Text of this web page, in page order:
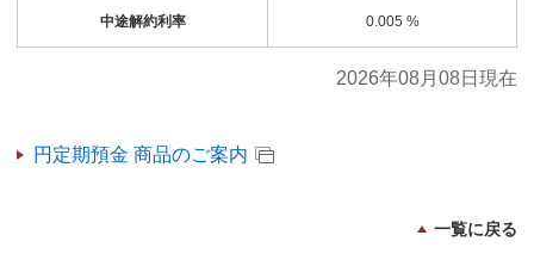
中途解約利率 0.005 %
2026年08月08日現在
円定期預金 商品のご案内
一覧に戻る